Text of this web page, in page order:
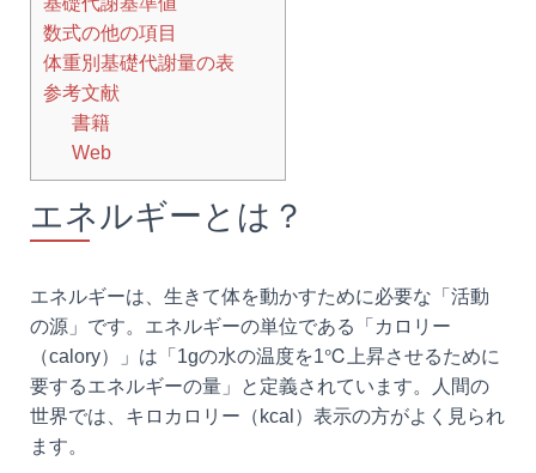
数式の他の項目
体重別基礎代謝量の表
参考文献
書籍
Web
エネルギーとは？
エネルギーは、生きて体を動かすために必要な「活動
の源」です。エネルギーの単位である「カロリー
（calory）」は「1gの水の温度を1℃上昇させるために
要するエネルギーの量」と定義されています。人間の
世界では、キロカロリー（kcal）表示の方がよく見られ
ます。